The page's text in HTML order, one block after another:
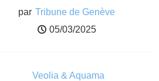
par Tribune de Genève
05/03/2025
Veolia & Aquama